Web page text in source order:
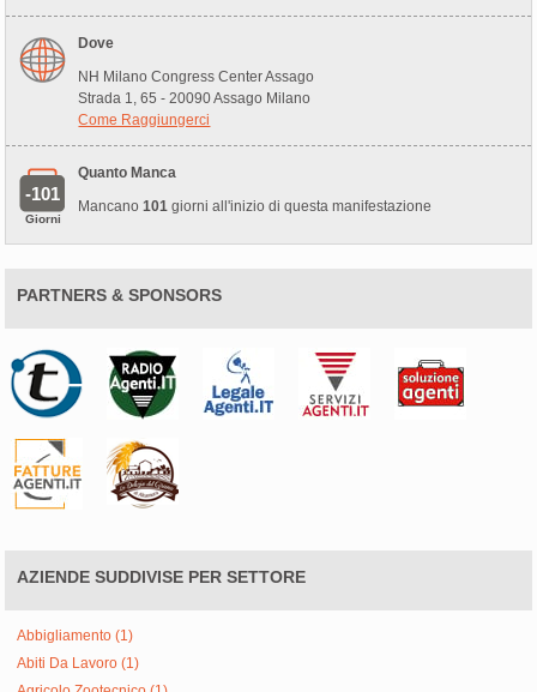
Dove
NH Milano Congress Center Assago
Strada 1, 65 - 20090 Assago Milano
Come Raggiungerci
-101
Giorni
Quanto Manca
Mancano101 giorni all'inizio di questa manifestazione
PARTNERS & SPONSORS
AZIENDE SUDDIVISE PER SETTORE
Abbigliamento (1)
Abiti Da Lavoro (1)